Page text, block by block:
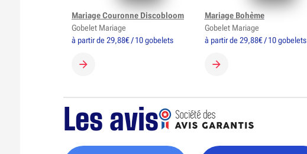
à partir de 29,88€ / 10 gobelets
CRÉER MON GOBELET
Mariage Couronne Discobloom
Gobelet Mariage
à partir de 29,88€ / 10 gobelets
CRÉER MON GOBELET
Mariage Bohème
Gobelet Mariage
Les avis